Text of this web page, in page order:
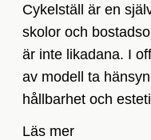
Cykelställ är en
skolor och
är inte likadana. I
av modell ta
hållbarhet och
Läs mer